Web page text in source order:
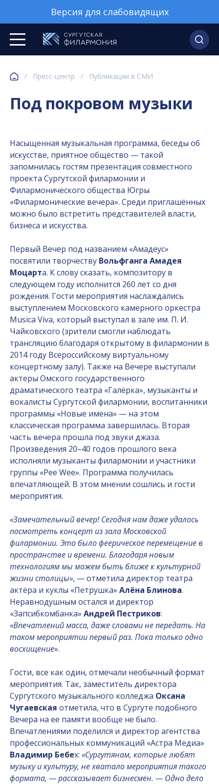
Версия для слабовидящих
/ Пресс-центр / Публикации в СМИ
Под покровом музыки
Насыщенная музыкальная программа, беседы об
искусстве, приятное общество — такой
запомнилась гостям презентация совместного
проекта Сургутской филармонии и
Филармонического общества Югры
«Филармонические вечера». Среди приглашённых
можно было встретить представителей власти,
бизнеса и искусства.
Первый Вечер под названием «Амадеус»
посвятили творчеству Вольфганга Амадея
Моцарта. К слову сказать, композитору в
следующем году исполнится 260 лет со дня
рождения. Гости мероприятия наслаждались
выступлением Московского камерного оркестра
Musica Viva, который выступал в зале им. П. И.
Чайковского (зрители смогли наблюдать
трансляцию благодаря открытому в филармонии в
2014 году Всероссийскому виртуальному
концертному залу). Также на Вечере выступали
актеры Омского государственного
драматического театра «Галёрка», музыканты и
вокалисты Сургутской филармонии, воспитанники
программы «Новые имена» — на этом
классическая программа завершилась. Вторая
часть вечера прошла под звуки джаза.
Произведения 20–40 годов прошлого века
исполняли музыканты филармонии и участники
группы «Pee Wee». Программа получилась
впечатляющей. В этом мнении сошлись и гости
мероприятия.
«Замечательный вечер! Сегодня нам даже удалось
посмотреть концерт из зала Московской
филармонии. Это было феерическое перемещение в
пространстве и времени. Благодаря новым
технологиям мы можем быть ближе к культурной
жизни столицы», — отметила директор театра
актёра и куклы «Петрушка» Алёна Блинова.
Неравнодушным остался и директор
«Запсибкомбанка» Андрей Пестриков:
«Впечатлений масса, даже словами не передать. На
таком мероприятии первый раз. Пока только одно
восхищение».
Гости, все как один, отмечали необычный формат
мероприятия. Так, заместитель директора
Сургутского музыкального колледжа Оксана
Чугаевская отметила, что в Сургуте подобного
Вечера на ее памяти вообще не было.
Впечатлениями поделился и директор агентства
профессиональных коммуникаций «Астра Медиа»
Владимир Бебех: «Сургутянам, которые любят
музыку и культуру, не хватало мероприятия такого
формата, — рассказывает бизнесмен. — Одно дело